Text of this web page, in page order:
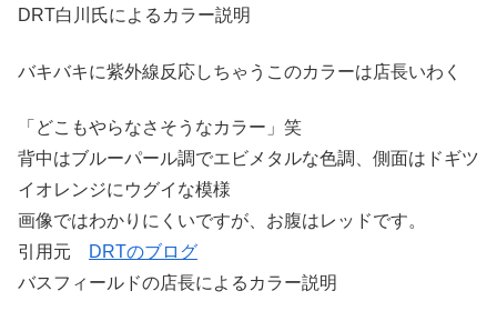
DRT白川氏によるカラー説明
バキバキに紫外線反応しちゃうこのカラーは店長いわく
「どこもやらなさそうなカラー」笑
背中はブルーパール調でエビメタルな色調、側面はドギツ
イオレンジにウグイな模様
画像ではわかりにくいですが、お腹はレッドです。
引用元
DRTのブログ
バスフィールドの店長によるカラー説明